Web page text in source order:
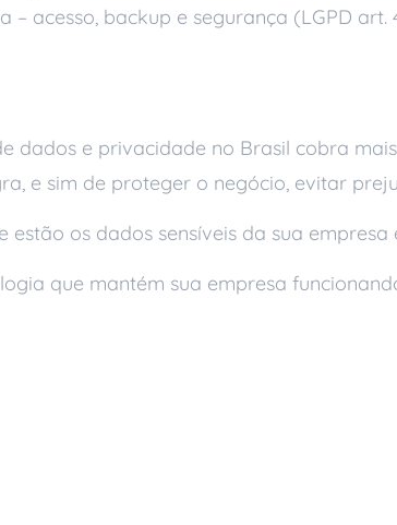
– acesso, backup e segurança (LGPD
dados e privacidade no Brasil cobra
e sim de proteger o negócio, evitar
estão os dados sensíveis da sua empresa
que mantém sua empresa